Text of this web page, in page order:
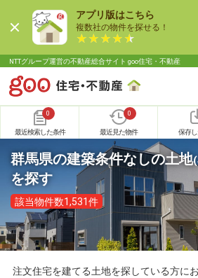
アプリ版はこちら
複数社の物件を探せる！
NTTグループ運営の不動産総合サイト goo住宅・不動産
0
最近検索した条件
0
最近見た物件 保存
群馬県の建築条件なしの土地
を探す
該当物件数1,531件
注文住宅を建てる土地を探している方に